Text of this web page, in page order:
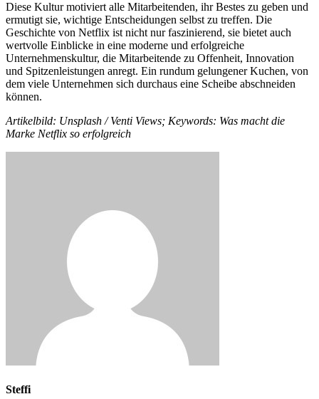
Diese Kultur motiviert alle Mitarbeitenden, ihr Bestes zu geben und
ermutigt sie, wichtige Entscheidungen selbst zu treffen. Die
Geschichte von Netflix ist nicht nur faszinierend, sie bietet auch
wertvolle Einblicke in eine moderne und erfolgreiche
Unternehmenskultur, die Mitarbeitende zu Offenheit, Innovation
und Spitzenleistungen anregt. Ein rundum gelungener Kuchen, von
dem viele Unternehmen sich durchaus eine Scheibe abschneiden
können.
Artikelbild: Unsplash / Venti Views; Keywords: Was macht die
Marke Netflix so erfolgreich
Steffi